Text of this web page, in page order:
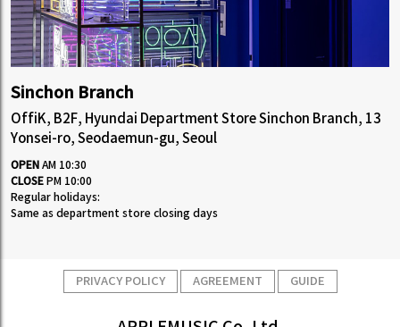
Sinchon Branch
OffiK, B2F, Hyundai Department Store Sinchon Branch, 13
Yonsei-ro, Seodaemun-gu, Seoul
OPEN AM 10:30
CLOSE PM 10:00
Regular holidays:
Same as department store closing days
PRIVACY POLICY AGREEMENT GUIDE